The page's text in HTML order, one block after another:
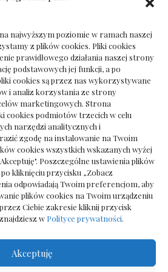
najwyższym poziomie w ramach naszej
z plików cookies. Pliki cookies
prawidłowego działania naszej strony
podstawowych jej funkcji, a po
cookies są przez nas wykorzystywane
i analiz korzystania ze strony
marketingowych. Strona
cookies podmiotów trzecich w celu
narzędzi analitycznych i
zgodę na instalowanie na Twoim
cookies wszystkich wskazanych wyżej
Poszczególne ustawienia plików
kliknięciu przycisku „Zobacz
odpowiadają Twoim preferencjom, aby
plików cookies na Twoim urządzeniu
Ciebie zakresie kliknij przycisk
w Polityce prywatności.
Akceptuję
do odbioru przy zmianie biura
podłogowa do salonu: jak wybrać bez